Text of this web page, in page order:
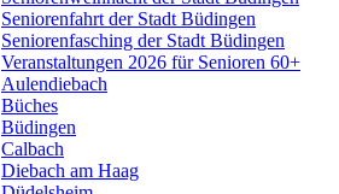
Seniorenfahrt der Stadt Büdingen
Seniorenfasching der Stadt Büdingen
Veranstaltungen 2026 für Senioren 60+
Aulendiebach
Büches
Büdingen
Calbach
Diebach am Haag